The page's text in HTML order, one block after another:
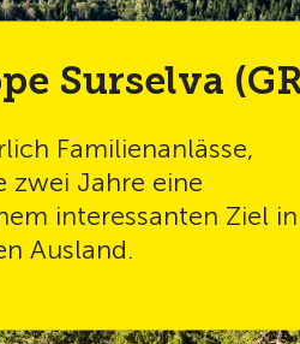
Surselva
Familienanlässe,
zwei Jahre eine
interessanten Ziel
Ausland.